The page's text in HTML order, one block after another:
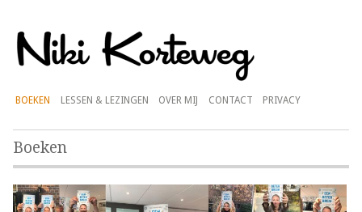
BOEKEN LESSEN & LEZINGEN OVER MIJ CONTACT PRIVACY
Boeken